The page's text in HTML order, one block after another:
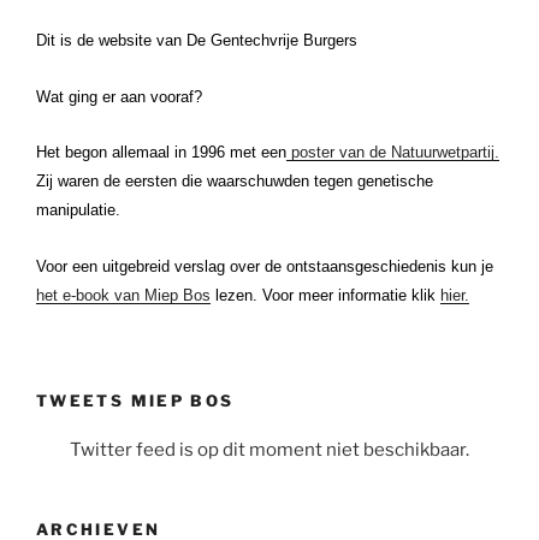
Dit is de website van De Gentechvrije Burgers
Wat ging er aan vooraf?
Het begon allemaal in 1996 met een poster van de Natuurwetpartij.
Zij waren de eersten die waarschuwden tegen genetische
manipulatie.
Voor een uitgebreid verslag over de ontstaansgeschiedenis kun je
het e-book van Miep Bos lezen. Voor meer informatie klik hier.
TWEETS MIEP BOS
Twitter feed is op dit moment niet beschikbaar.
ARCHIEVEN